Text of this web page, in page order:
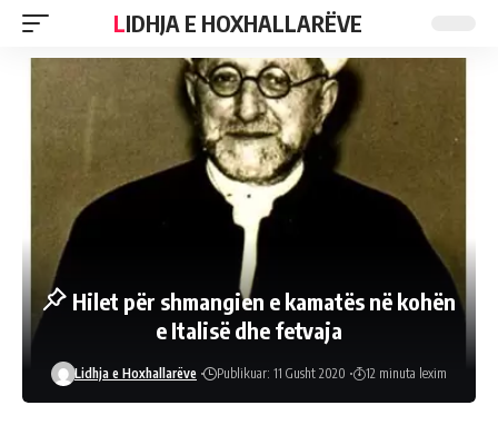
LIDHJA E HOXHALLARËVE
Hilet për shmangien e kamatës në kohën
e Italisë dhe fetvaja
Lidhja e Hoxhallarëve Publikuar: 11 Gusht 2020 12 minuta lexim